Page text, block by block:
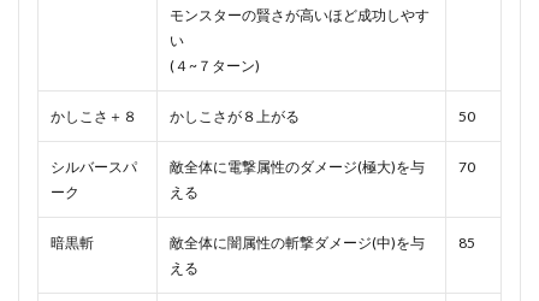
モンスターの賢さが高いほど成功しやす
い
(４~７ターン)
かしこさ＋８ かしこさが８上がる 50
シルバースパ
ーク
敵全体に電撃属性のダメージ(極大)を与
える
70
暗黒斬
敵全体に闇属性の斬撃ダメージ(中)を与
える
85